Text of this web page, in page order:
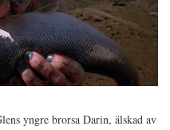
yngre brorsa Darin, älskad av